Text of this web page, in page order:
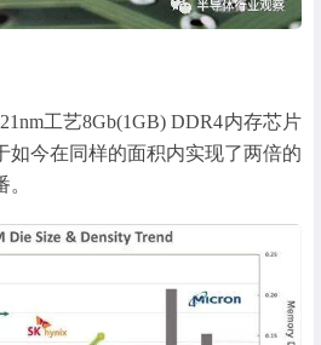
工艺8Gb(1GB) DDR4内存芯片
如今在同样的面积内实现了两倍的